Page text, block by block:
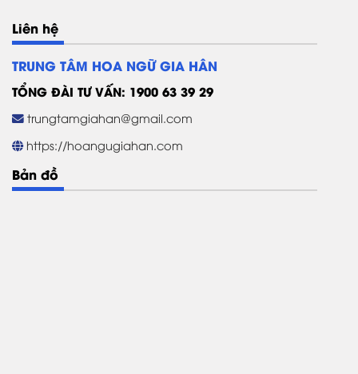
Liên hệ
TRUNG TÂM HOA NGỮ GIA HÂN
TỔNG ĐÀI TƯ VẤN: 1900 63 39 29
trungtamgiahan@gmail.com
https://hoangugiahan.com
Bản đồ